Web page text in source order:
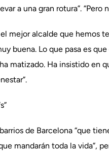
a una gran rotura”.
el mejor alcalde que hemos
buena. Lo que pasa es
matizado. Ha insistido
de Barcelona “que
mandarán toda la vida”,